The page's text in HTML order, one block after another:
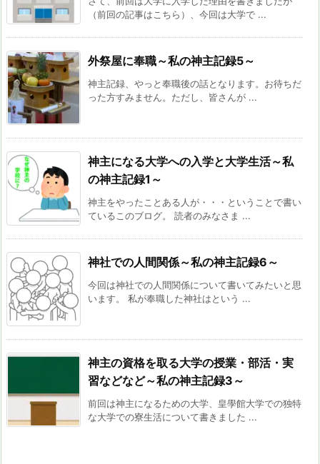
（前回の記事はこちら）、今回は大学で ...
外祭屋に奉職～私の神主記録5～
神主記録、やっと奉職後の話となります。お待ちだ
った方すみません。ただし、皆さんが ...
神主になる大学への入学と大学生活～私
の神主記録1～
神主をやったことある人が・・・ということで書い
ているこのブログ。 読者のみなさま ...
神社での人間関係～私の神主記録6～
今回は神社での人間関係について書いてみたいと思
います。 私が奉職した神社はという ...
神主の資格を取る大学の授業・部活・実
習などなど～私の神主記録3～
前回は神主になるための大学、皇學館大学での独特
な大学での寮生活について書きました ...